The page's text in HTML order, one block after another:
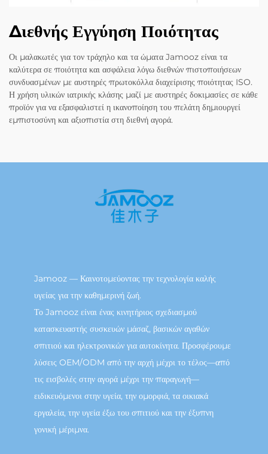
Διεθνής Εγγύηση Ποιότητας
Οι μαλακωτές για τον τράχηλο και τα ώματα Jamooz είναι τα
καλύτερα σε ποιότητα και ασφάλεια λόγω διεθνών πιστοποιήσεων
συνδυασμένων με αυστηρές πρωτοκόλλα διαχείρισης ποιότητας ISO.
Η χρήση υλικών ιατρικής κλάσης μαζί με αυστηρές δοκιμασίες σε κάθε
προϊόν για να εξασφαλιστεί η ικανοποίηση του πελάτη δημιουργεί
εμπιστοσύνη και αξιοπιστία στη διεθνή αγορά.
Jamooz — Καινοτομεύοντας την τεχνολογία καλής
υγείας για την καθημερινή ζωή.
Το Jamooz είναι ένας κινητήριος σχεδιασμού
κατασκευαστής συσκευών μάσαζ, βασικών αγαθών
σπιτιού και ηλεκτρονικών για αυτοκίνητα. Προσφέρουμε
λύσεις OEM/ODM από την αρχή μέχρι το τέλος—από
τις εισβολές στην αγορά μέχρι την παραγωγή—
ειδικευόμενοι στην υγεία, την ομορφιά, τα οικιακά
εργαλεία, την υγεία έξω του σπιτιού και την έξυπνη
γονική μέριμνα.